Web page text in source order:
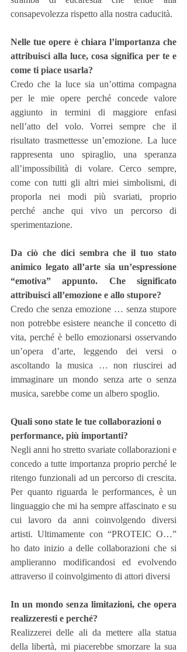
consapevolezza rispetto alla nostra caducità.
Nelle tue opere è chiara l’importanza che
attribuisci alla luce, cosa significa per te e
come ti piace usarla?
Credo che la luce sia un’ottima compagna
per le mie opere perché concede valore
aggiunto in termini di maggiore enfasi
nell’atto del volo. Vorrei sempre che il
risultato trasmettesse un’emozione. La luce
rappresenta uno spiraglio, una speranza
all’impossibilità di volare. Cerco sempre,
come con tutti gli altri miei simbolismi, di
proporla nei modi più svariati, proprio
perché anche qui vivo un percorso di
sperimentazione.
Da ciò che dici sembra che il tuo stato
animico legato all’arte sia un’espressione
“emotiva” appunto. Che significato
attribuisci all’emozione e allo stupore?
Credo che senza emozione … senza stupore
non potrebbe esistere neanche il concetto di
vita, perché è bello emozionarsi osservando
un’opera d’arte, leggendo dei versi o
ascoltando la musica … non riuscirei ad
immaginare un mondo senza arte o senza
musica, sarebbe come un albero spoglio.
Quali sono state le tue collaborazioni o
performance, più importanti?
Negli anni ho stretto svariate collaborazioni e
concedo a tutte importanza proprio perché le
ritengo funzionali ad un percorso di crescita.
Per quanto riguarda le performances, è un
linguaggio che mi ha sempre affascinato e su
cui lavoro da anni coinvolgendo diversi
artisti. Ultimamente con “PROTEIC O…”
ho dato inizio a delle collaborazioni che si
amplieranno modificandosi ed evolvendo
attraverso il coinvolgimento di attori diversi
In un mondo senza limitazioni, che opera
realizzeresti e perché?
Realizzerei delle ali da mettere alla statua
della libertà, mi piacerebbe smorzare la sua